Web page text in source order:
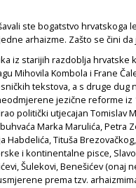
ste bogatstvo hrvatskoga
arhaizme. Zašto se čini
iz starijih razdoblja
Mihovila Kombola i Frane
tekstova, a s druge dug
jezične reforme iz
politički utjecajan Tomislav
Marka Marulića, Petra
Habdelića, Tituša
i kontinentalne pisce,
Šulekovi, Benešićev (onaj
prema tzv.